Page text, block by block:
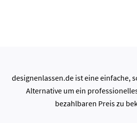
designenlassen.de ist eine einfache,
Alternative um ein
bezahlbaren Preis zu